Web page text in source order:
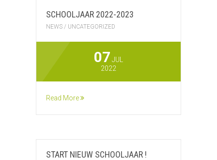
SCHOOLJAAR 2022-2023
NEWS / UNCATEGORIZED
07 JUL
2022
Read More
START NIEUW SCHOOLJAAR !